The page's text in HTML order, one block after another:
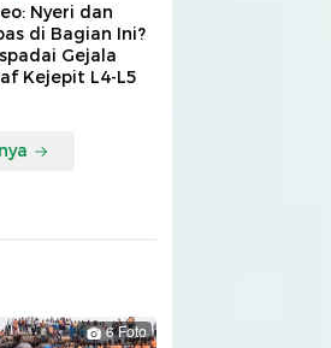
Nyeri dan
di Bagian Ini?
Gejala
Kejepit L4-L5
6 Foto